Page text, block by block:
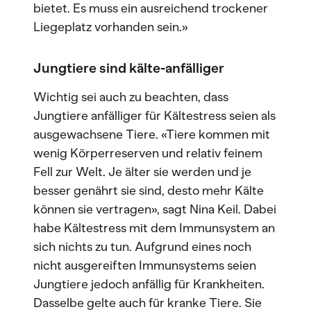
bietet. Es muss ein ausreichend trockener
Liegeplatz vorhanden sein.»
Jungtiere sind kälte-anfälliger
Wichtig sei auch zu beachten, dass
Jungtiere anfälliger für Kältestress seien als
ausgewachsene Tiere. «Tiere kommen mit
wenig Körperreserven und relativ feinem
Fell zur Welt. Je älter sie werden und je
besser genährt sie sind, desto mehr Kälte
können sie vertragen», sagt Nina Keil. Dabei
habe Kältestress mit dem Immunsystem an
sich nichts zu tun. Aufgrund eines noch
nicht ausgereiften Immunsystems seien
Jungtiere jedoch anfällig für Krankheiten.
Dasselbe gelte auch für kranke Tiere. Sie